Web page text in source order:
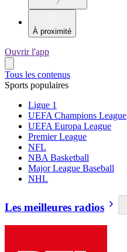
À proximité
Ouvrir l'app
Tous les contenus
Sports populaires
Ligue 1
UEFA Champions League
UEFA Europa League
Premier League
NFL
NBA Basketball
Major League Baseball
NHL
Les meilleures radios